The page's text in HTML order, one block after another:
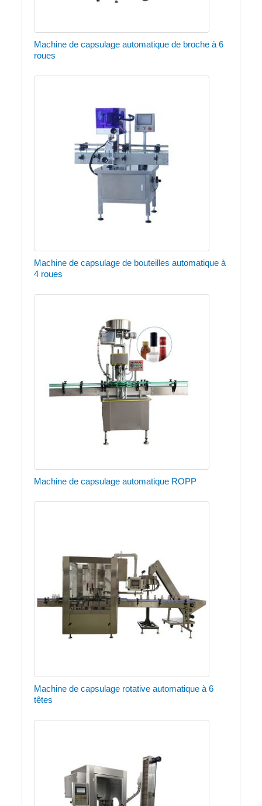
Machine de capsulage automatique de broche à 6
roues
Machine de capsulage de bouteilles automatique à
4 roues
Machine de capsulage automatique ROPP
Machine de capsulage rotative automatique à 6
têtes